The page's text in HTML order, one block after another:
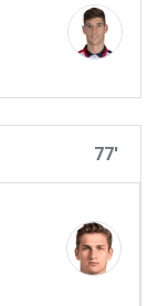
77'